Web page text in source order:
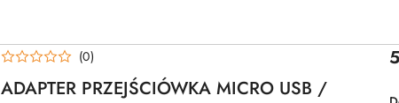
ADAPTER PRZEJŚCIÓWKA MICRO USB /
(0)